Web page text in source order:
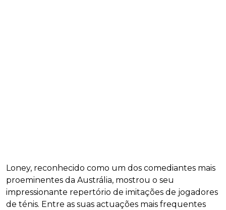
Loney, reconhecido como um dos comediantes mais
proeminentes da Austrália, mostrou o seu
impressionante repertório de imitações de jogadores
de ténis. Entre as suas actuações mais frequentes